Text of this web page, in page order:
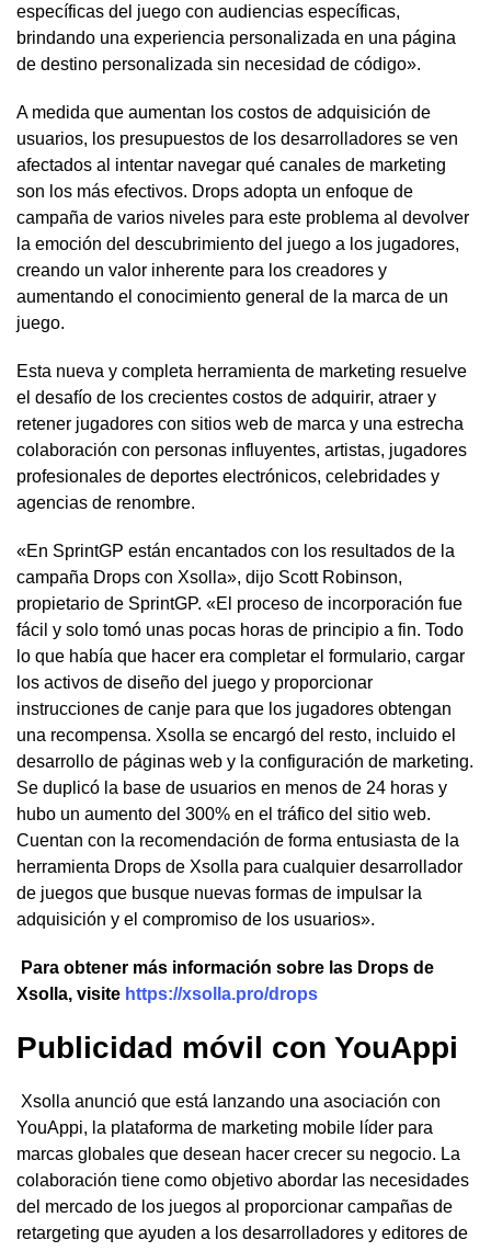
específicas del juego con audiencias específicas,
brindando una experiencia personalizada en una página
de destino personalizada sin necesidad de código».
A medida que aumentan los costos de adquisición de
usuarios, los presupuestos de los desarrolladores se ven
afectados al intentar navegar qué canales de marketing
son los más efectivos. Drops adopta un enfoque de
campaña de varios niveles para este problema al devolver
la emoción del descubrimiento del juego a los jugadores,
creando un valor inherente para los creadores y
aumentando el conocimiento general de la marca de un
juego.
Esta nueva y completa herramienta de marketing resuelve
el desafío de los crecientes costos de adquirir, atraer y
retener jugadores con sitios web de marca y una estrecha
colaboración con personas influyentes, artistas, jugadores
profesionales de deportes electrónicos, celebridades y
agencias de renombre.
«En SprintGP están encantados con los resultados de la
campaña Drops con Xsolla», dijo Scott Robinson,
propietario de SprintGP. «El proceso de incorporación fue
fácil y solo tomó unas pocas horas de principio a fin. Todo
lo que había que hacer era completar el formulario, cargar
los activos de diseño del juego y proporcionar
instrucciones de canje para que los jugadores obtengan
una recompensa. Xsolla se encargó del resto, incluido el
desarrollo de páginas web y la configuración de marketing.
Se duplicó la base de usuarios en menos de 24 horas y
hubo un aumento del 300% en el tráfico del sitio web.
Cuentan con la recomendación de forma entusiasta de la
herramienta Drops de Xsolla para cualquier desarrollador
de juegos que busque nuevas formas de impulsar la
adquisición y el compromiso de los usuarios».
Para obtener más información sobre las Drops de
Xsolla, visite https://xsolla.pro/drops
Publicidad móvil con YouAppi
Xsolla anunció que está lanzando una asociación con
YouAppi, la plataforma de marketing mobile líder para
marcas globales que desean hacer crecer su negocio. La
colaboración tiene como objetivo abordar las necesidades
del mercado de los juegos al proporcionar campañas de
retargeting que ayuden a los desarrolladores y editores de